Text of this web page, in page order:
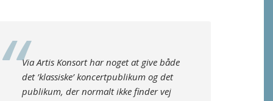
Via Artis Konsort har noget at give både
det ’klassiske’ koncertpublikum og det
publikum, der normalt ikke finder vej